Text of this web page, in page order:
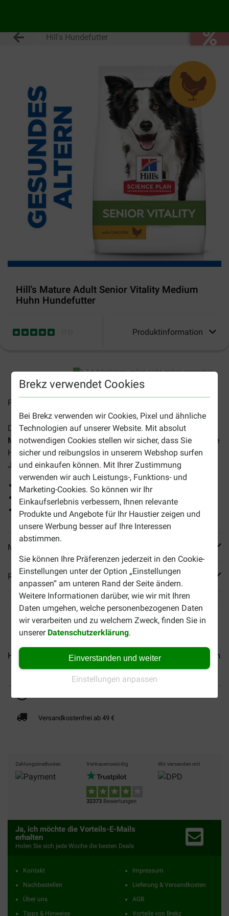
Brekz verwendet Cookies
Bei Brekz verwenden wir Cookies, Pixel und ähnliche
Technologien auf unserer Website. Mit absolut
notwendigen Cookies stellen wir sicher, dass Sie
sicher und reibungslos in unserem Webshop surfen
und einkaufen können. Mit Ihrer Zustimmung
verwenden wir auch Leistungs-, Funktions- und
Marketing-Cookies. So können wir Ihr
Einkaufserlebnis verbessern, Ihnen relevante
Produkte und Angebote für Ihr Haustier zeigen und
unsere Werbung besser auf Ihre Interessen
abstimmen.
Sie können Ihre Präferenzen jederzeit in den Cookie-
Einstellungen unter der Option „Einstellungen
anpassen“ am unteren Rand der Seite ändern.
Weitere Informationen darüber, wie wir mit Ihren
Daten umgehen, welche personenbezogenen Daten
wir verarbeiten und zu welchem Zweck, finden Sie in
unserer Datenschutzerklärung.
Einverstanden und weiter
Einstellungen anpassen
Hill's Hundefutter
Hill's Mature Adult Senior Vitality Medium
Huhn Hundefutter
Produktinformation
2-4 Arbeitstage, sofern nicht anders angegeben
Preise inkl. MwSt zzgl.
DasHill's Science Plan Mature Adult Senior Vitality
Medium Huhn Hundefuttereignet sich für ausgewachsene
Hunde mittelgroßer Rassen ab einem Alter von sieben
Jahren.
Leicht verdaulich
Unterstützt die Funktion des Gehirns
Stimuliert die Vitalität
Mehr Produktinfos
Reviews
Hill's Puppy Large mit Huhn... Hill's Mature Adult Medium...
Versandkostenfrei ab 49 €
Zahlungsmethoden Vertrauenswürdig
32373 Bewertungen
Wir versenden mit
Ja, ich möchte die Vorteils-E-Mails
erhalten
Holen Sie sich jede Woche die besten Deals
Kontakt
Nachbestellen
Über uns
Tipps & Hinweise
Impressum
Lieferung & Versandkosten
AGB
Vorteile von Brekz